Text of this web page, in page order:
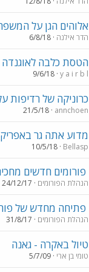
אלוהים הגן על
הדר אילנה 6/8/18
הטסת כלבה לאוגנדה
y a i r b l
9/6/18
כרוניקה של רדיפות
annchoen
21/5/18
מדוע אתה גר
Bellasp
10/5/18
פורומים חדשים
הנהלת הפורומים 24/12/17
פתיחה מחדש של
הנהלת הפורומים 31/8/17
טיול באקרה - גאנה
טומי בן ארי 5/7/09